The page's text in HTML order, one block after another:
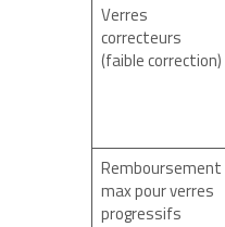
Verres
correcteurs
(faible correction)
Remboursement
max pour verres
progressifs